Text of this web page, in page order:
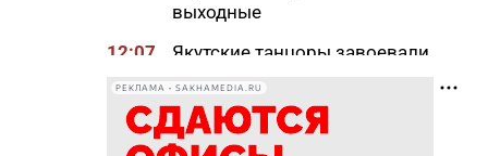
выходные
12:07
Якутские танцоры завоевали
международных турнирах в
Китае
РЕКЛАМА • SAKHAMEDIA.RU